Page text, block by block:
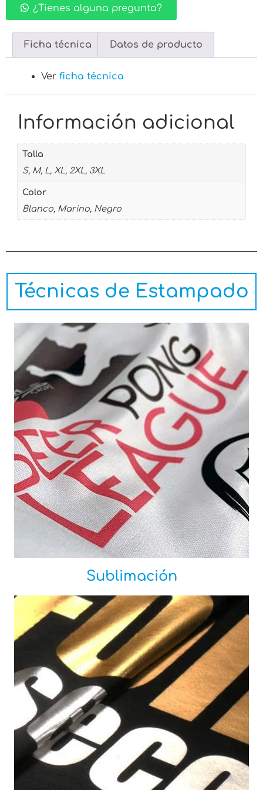
¿Tienes alguna pregunta?
Ficha técnica Datos de producto
Ver ficha técnica
Información adicional
Talla
S, M, L, XL, 2XL, 3XL
Color
Blanco, Marino, Negro
Técnicas de Estampado
Sublimación